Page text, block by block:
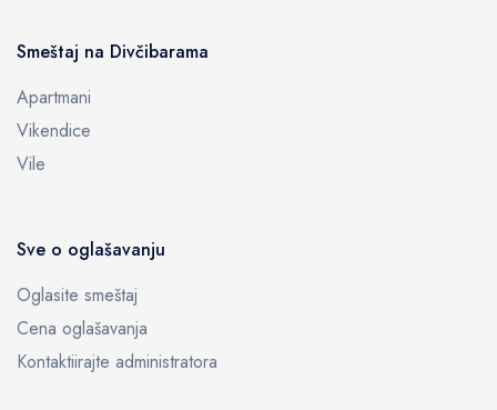
Smeštaj na Divčibarama
Apartmani
Vikendice
Vile
Sve o oglašavanju
Oglasite smeštaj
Cena oglašavanja
Kontaktiirajte administratora